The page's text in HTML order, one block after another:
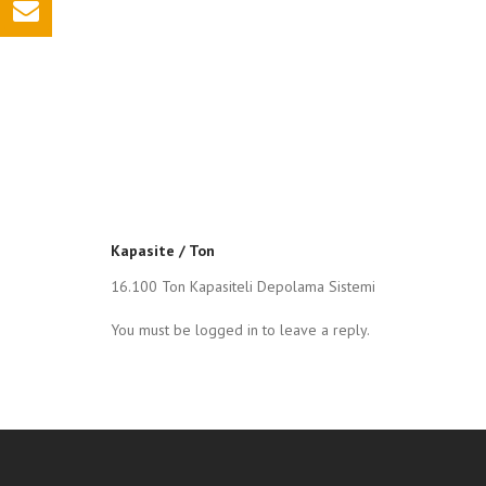
Kapasite / Ton
16.100 Ton Kapasiteli Depolama Sistemi
You must be logged in to leave a reply.